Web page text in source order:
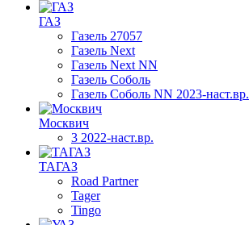
ГАЗ
Газель 27057
Газель Next
Газель Next NN
Газель Соболь
Газель Соболь NN 2023-наст.вр.
Москвич
3 2022-наст.вр.
ТАГАЗ
Road Partner
Tager
Tingo